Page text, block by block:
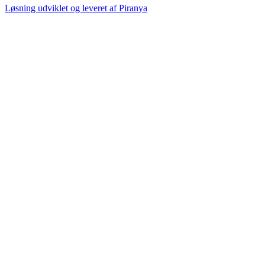
Løsning udviklet og leveret afPiranya